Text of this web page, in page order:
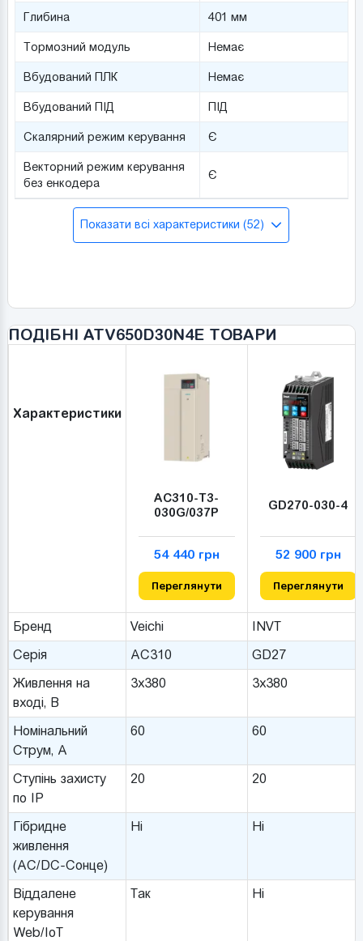
Глибина 401 мм
Тормозний модуль Немає
Вбудований ПЛК Немає
Вбудований ПІД ПІД
Скалярний режим керування Є
Векторний режим керування
без енкодера
Є
Показати всі характеристики (52)
ПОДІБНІ ATV650D30N4E ТОВАРИ
Характеристики
AC310-T3-
030G/037P
54 440 грн
Переглянути
GD270-030-4
52 900 грн
Переглянути
Бренд Veichi
INVT
Серія
AC310
GD27
Живлення на
вході, В
3x380 3x380
Номінальний
Струм, A
60 60
Ступінь захисту
по IP
20 20
Гібридне
живлення
(AC/DC-Сонце)
Ні Ні
Віддалене
керування
Web/IoT
Так Ні